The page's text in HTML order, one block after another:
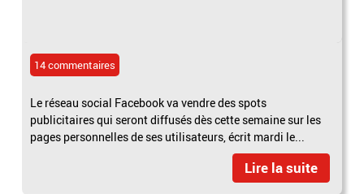
14 commentaires
Le réseau social Facebook va vendre des spots
publicitaires qui seront diffusés dès cette semaine sur les
pages personnelles de ses utilisateurs, écrit mardi le...
Lire la suite